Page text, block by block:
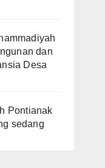
dan
Desa
Pontianak
sedang